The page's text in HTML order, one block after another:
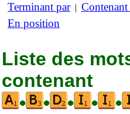
Terminant par|
En position
Liste des
contenant
•
• • • •